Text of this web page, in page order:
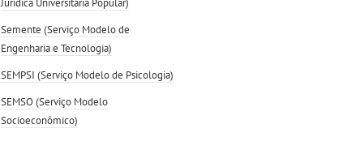
Semente (Serviço Modelo de
Engenharia e Tecnologia)
SEMPSI (Serviço Modelo de Psicologia)
SEMSO (Serviço Modelo
Socioeconômico)